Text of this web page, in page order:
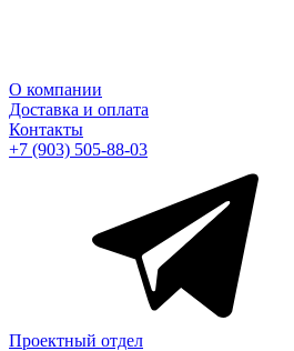
О компании
Доставка и оплата
Контакты
+7 (903) 505-88-03
Проектный отдел